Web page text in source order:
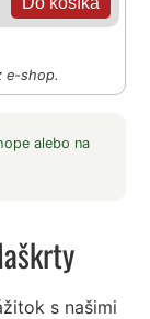
e-shop.
alebo na
s našimi